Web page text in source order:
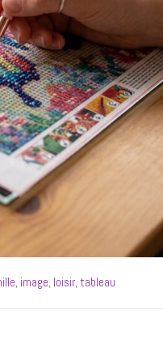
, image, loisir, tableau